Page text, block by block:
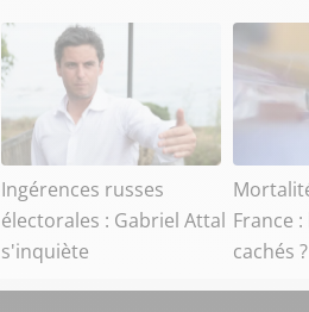
Ingérences russes
électorales : Gabriel Attal
s'inquiète
France
cachés ?